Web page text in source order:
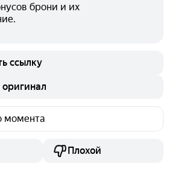
брони и их
ссылку
момента
Плохой